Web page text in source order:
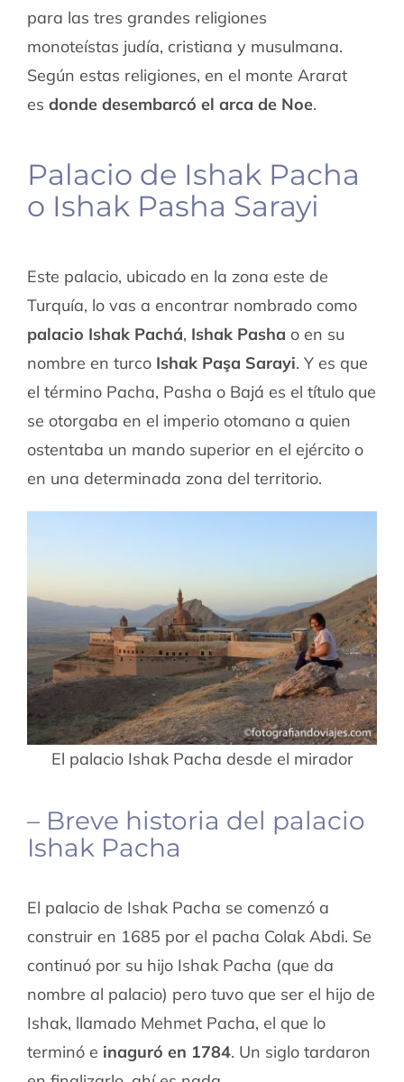
para las tres grandes religiones
monoteístas judía, cristiana y musulmana.
Según estas religiones, en el monte Ararat
es donde desembarcó el arca de Noe.
Palacio de Ishak Pacha
o Ishak Pasha Sarayi
Este palacio, ubicado en la zona este de
Turquía, lo vas a encontrar nombrado como
palacio Ishak Pachá, Ishak Pasha o en su
nombre en turco Ishak Paşa Sarayi. Y es que
el término Pacha, Pasha o Bajá es el título que
se otorgaba en el imperio otomano a quien
ostentaba un mando superior en el ejército o
en una determinada zona del territorio.
El palacio Ishak Pacha desde el mirador
– Breve historia del palacio
Ishak Pacha
El palacio de Ishak Pacha se comenzó a
construir en 1685 por el pacha Colak Abdi. Se
continuó por su hijo Ishak Pacha (que da
nombre al palacio) pero tuvo que ser el hijo de
Ishak, llamado Mehmet Pacha, el que lo
terminó e inaguró en 1784. Un siglo tardaron